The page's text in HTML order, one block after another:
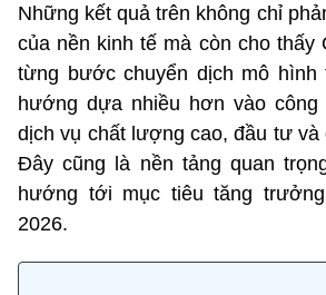
Những kết quả trên không chỉ
của nền kinh tế mà còn cho thấy
từng bước chuyển dịch mô hình
hướng dựa nhiều hơn vào công
dịch vụ chất lượng cao, đầu tư và
Đây cũng là nền tảng quan
hướng tới mục tiêu tăng
2026.